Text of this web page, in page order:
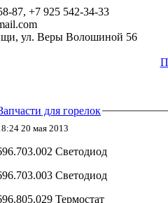
87, +7 925 542-34-33
ул. Веры Волошиной 56
для горелок
20 мая 2013
Светодиод
Светодиод
Термостат